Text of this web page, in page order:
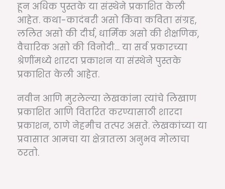
हून अधिक पुस्तके या संस्थेने प्रकाशित केली
आहेत. कथा-कादंबरी असो किंवा कविता संग्रह,
ललित असो की दीर्घ, धार्मिक असो की शैक्षणिक,
वैचारिक असो की विनोदी… या सर्व प्रकारच्या
श्रेणींमध्ये शारदा प्रकाशन या संस्थेने पुस्तके
प्रकाशित केली आहेत.
नवीन आणि मुरलेल्या लेखकांना त्यांचे लिखाण
प्रकाशित आणि वितरित करण्यासाठी शारदा
प्रकाशन, ठाणे नेहमीच तत्पर असते. लेखकांच्या या
प्रवासात आमचा या क्षेत्रातला अनुभव मोलाचा
ठरतो.